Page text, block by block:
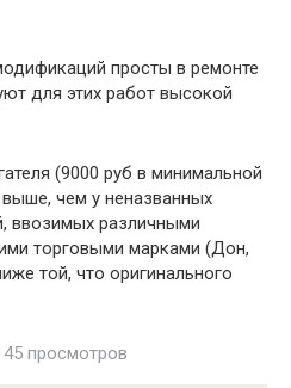
просты в ремонте
для этих работ высокой
(9000 руб в минимальной
чем у неназванных
ввозимых различными
торговыми марками (Дон,
той, что оригинального
45 просмотров